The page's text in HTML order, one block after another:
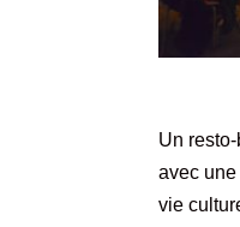
Un
avec
vie